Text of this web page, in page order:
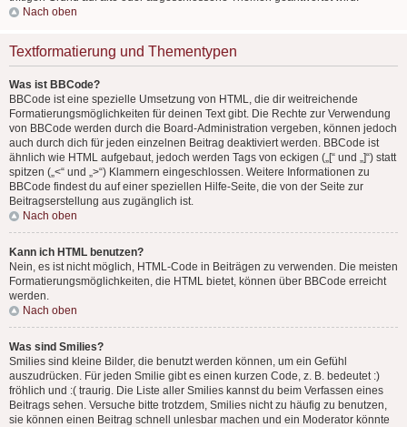
Nach oben
Textformatierung und Thementypen
Was ist BBCode?
BBCode ist eine spezielle Umsetzung von HTML, die dir weitreichende
Formatierungsmöglichkeiten für deinen Text gibt. Die Rechte zur Verwendung
von BBCode werden durch die Board-Administration vergeben, können jedoch
auch durch dich für jeden einzelnen Beitrag deaktiviert werden. BBCode ist
ähnlich wie HTML aufgebaut, jedoch werden Tags von eckigen („[“ und „]“) statt
spitzen („<“ und „>“) Klammern eingeschlossen. Weitere Informationen zu
BBCode findest du auf einer speziellen Hilfe-Seite, die von der Seite zur
Beitragserstellung aus zugänglich ist.
Nach oben
Kann ich HTML benutzen?
Nein, es ist nicht möglich, HTML-Code in Beiträgen zu verwenden. Die meisten
Formatierungsmöglichkeiten, die HTML bietet, können über BBCode erreicht
werden.
Nach oben
Was sind Smilies?
Smilies sind kleine Bilder, die benutzt werden können, um ein Gefühl
auszudrücken. Für jeden Smilie gibt es einen kurzen Code, z. B. bedeutet :)
fröhlich und :( traurig. Die Liste aller Smilies kannst du beim Verfassen eines
Beitrags sehen. Versuche bitte trotzdem, Smilies nicht zu häufig zu benutzen,
sie können einen Beitrag schnell unlesbar machen und ein Moderator könnte